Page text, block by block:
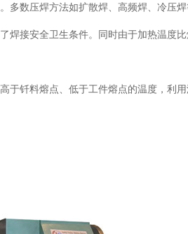
数压焊方法如扩散焊、高频焊、冷压
焊接安全卫生条件。同时由于加热温度
钎料熔点、低于工件熔点的温度，利